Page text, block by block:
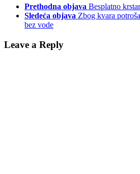
Prethodna objava Besplatno
Sledeća objava Zbog kvara
bez vode
Leave a Reply